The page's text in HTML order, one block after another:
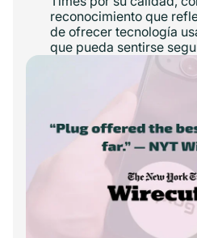
reconocimiento que
de ofrecer tecnología
que pueda sentirse